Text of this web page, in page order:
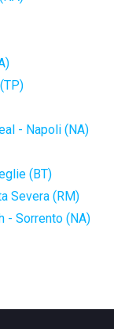
- Napoli (NA)
(BT)
Severa (RM)
- Sorrento (NA)